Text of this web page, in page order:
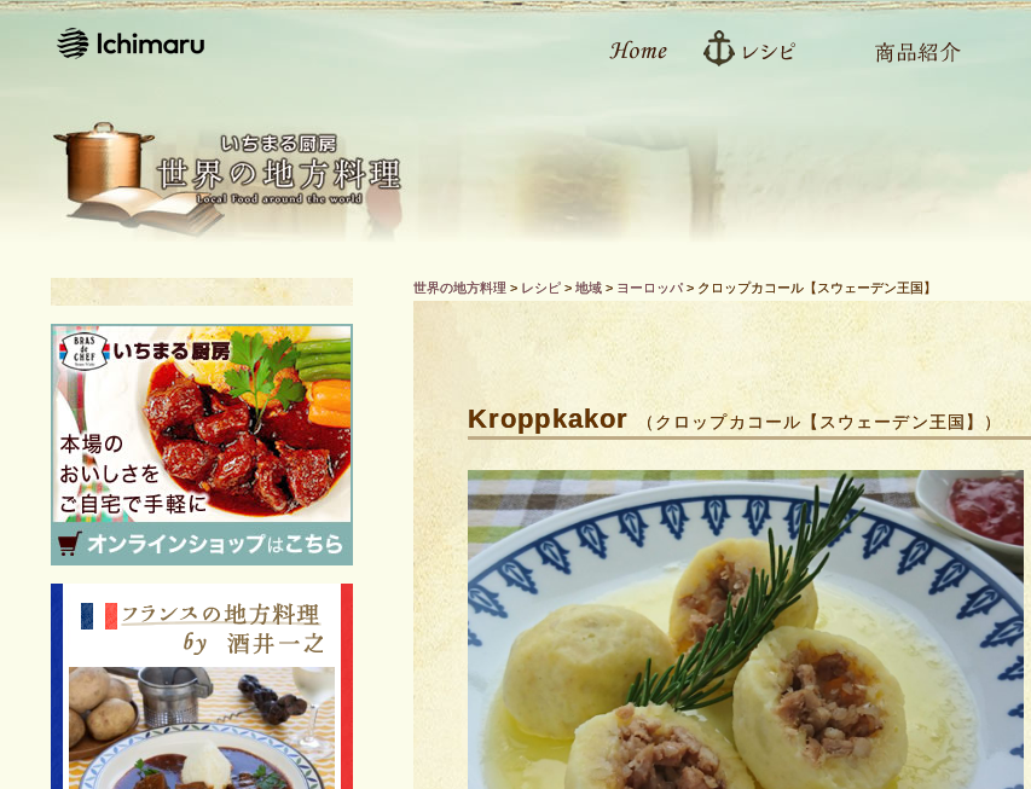
世界の地方料理 > レシピ > 地域 > ヨーロッパ > クロップカコール【スウェーデン王国】
Kroppkakor （クロップカコール【スウェーデン王国】）